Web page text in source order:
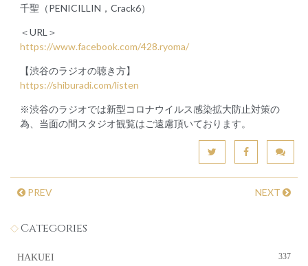
千聖（PENICILLIN，Crack6）
＜URL＞
https://www.facebook.com/428.ryoma/
【渋谷のラジオの聴き方】
https://shiburadi.com/listen
※渋谷のラジオでは新型コロナウイルス感染拡大防止対策の
為、当面の間スタジオ観覧はご遠慮頂いております。
PREV NEXT
Categories
HAKUEI 337